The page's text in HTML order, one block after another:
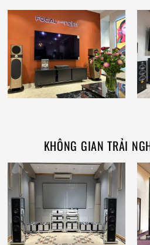
KHÔNG GIAN TRẢI